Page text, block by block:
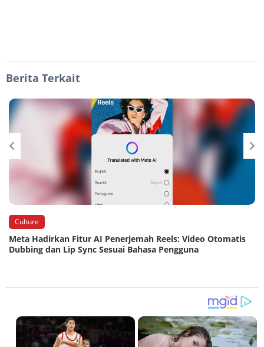
Berita Terkait
Culture
Meta Hadirkan Fitur AI Penerjemah Reels: Video Otomatis
Dubbing dan Lip Sync Sesuai Bahasa Pengguna